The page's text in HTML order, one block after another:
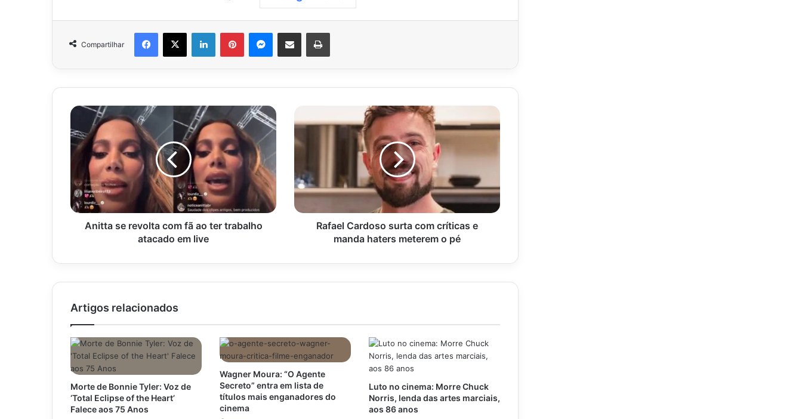
Compartilhar
Facebook
X LinkedinPinterestMessenger
Compartilhar via e-mail Imprimir
Anitta
revolta
com
ter
trabalho
atacado
Anitta se revolta com fã ao ter trabalho
atacado em live
Cardoso
surta
com
e
manda
haters
meterem
Rafael Cardoso surta com críticas e
manda haters meterem o pé
Artigos relacionados
Morte de Bonnie Tyler: Voz de
‘Total Eclipse of the Heart’
Falece aos 75 Anos
Wagner Moura: “O Agente
Secreto” entra em lista de
títulos mais enganadores do
cinema
Luto no cinema: Morre Chuck
Norris, lenda das artes marciais,
aos 86 anos